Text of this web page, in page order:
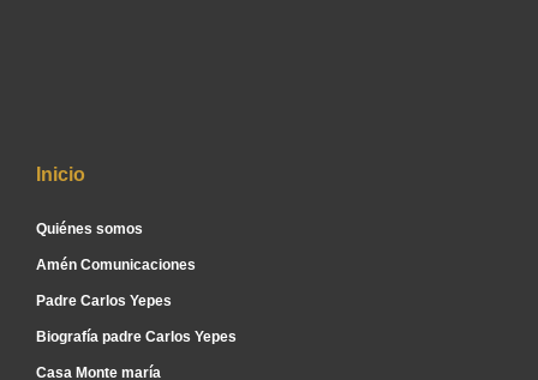
Inicio
Quiénes somos
Amén Comunicaciones
Padre Carlos Yepes
Biografía padre Carlos Yepes
Casa Monte maría